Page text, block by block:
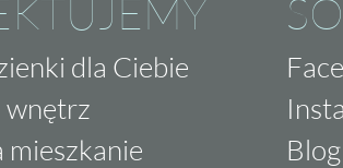
dla Ciebie
mieszkanie
Blog